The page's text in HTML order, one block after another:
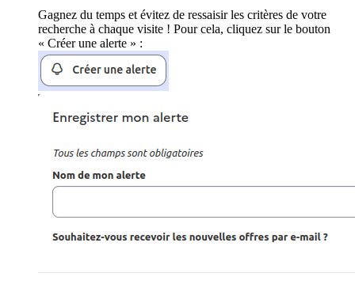
Gagnez du temps et évitez de ressaisir les critères de votre
recherche à chaque visite ! Pour cela, cliquez sur le bouton
« Créer une alerte » :